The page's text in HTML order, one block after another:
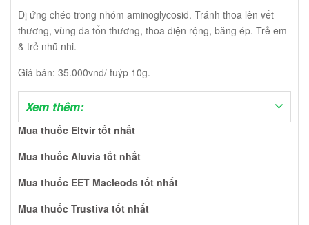
Dị ứng chéo trong nhóm aminoglycosid. Tránh thoa lên vết
thương, vùng da tổn thương, thoa diện rộng, băng ép. Trẻ em
& trẻ nhũ nhi.
Giá bán: 35.000vnd/ tuýp 10g.
Xem thêm:
Mua thuốc Eltvir tốt nhất
Mua thuốc Aluvia tốt nhất
Mua thuốc EET Macleods tốt nhất
Mua thuốc Trustiva tốt nhất